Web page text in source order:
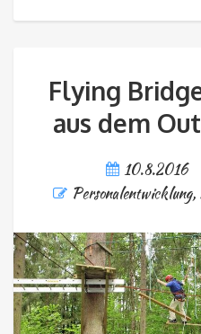
Flying
aus dem
10.8.2016
Personalentwicklung,